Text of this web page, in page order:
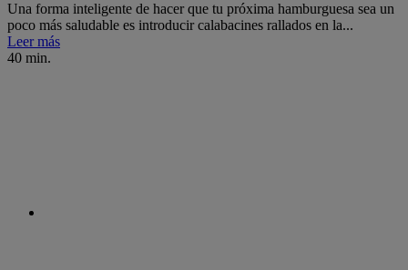
Una forma inteligente de hacer que tu próxima hamburguesa sea un
poco más saludable es introducir calabacines rallados en la...
Leer más
40 min.